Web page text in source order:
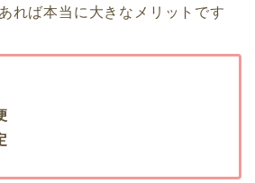
れば本当に大きなメリットです